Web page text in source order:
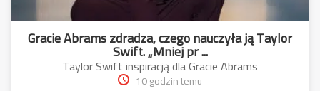
Gracie Abrams zdradza, czego nauczyła ją Taylor
Swift. „Mniej pr ...
Taylor Swift inspiracją dla Gracie Abrams
10 godzin temu